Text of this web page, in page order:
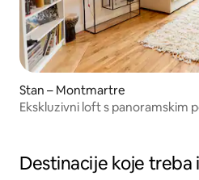
Stan – Montmartre
Ekskluzivni loft s panoramskim
Destinacije koje treba